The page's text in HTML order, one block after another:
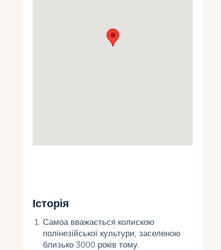
Історія
Самоа вважається колискою
полінезійської культури, заселеною
близько 3000 років тому.